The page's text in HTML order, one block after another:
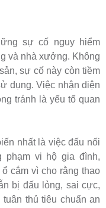
sự cố nguy hiểm
và nhà xưởng. Không
sự cố này còn tiềm
dụng. Việc nhận diện
tránh là yếu tố quan
nhất là việc đấu nối
phạm vi hộ gia đình,
cắm vì cho rằng thao
bị đấu lỏng, sai cực,
thủ tiêu chuẩn an